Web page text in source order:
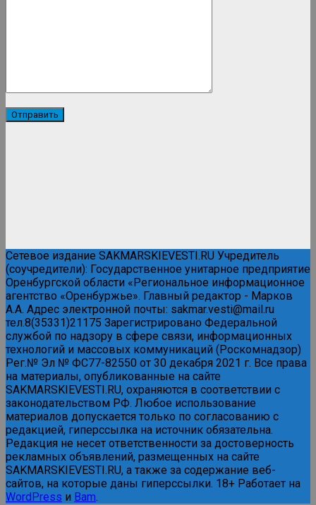
Сетевое издание SAKMARSKIEVESTI.RU Учредитель
(соучредители): Государственное унитарное предприятие
Оренбургской области «Региональное информационное
агентство «Оренбуржье». Главный редактор - Марков
А.А. Адрес электронной почты: sakmar.vesti@mail.ru
тел.8(35331)21175 Зарегистрировано Федеральной
службой по надзору в сфере связи, информационных
технологий и массовых коммуникаций (Роскомнадзор)
Рег.№ Эл № ФС77-82550 от 30 декабря 2021 г. Все права
на материалы, опубликованные на сайте
SAKMARSKIEVESTI.RU, охраняются в соответствии с
законодательством РФ. Любое использование
материалов допускается только по согласованию с
редакцией, гиперссылка на источник обязательна.
Редакция не несет ответственности за достоверность
рекламных объявлений, размещенных на сайте
SAKMARSKIEVESTI.RU, а также за содержание веб-
сайтов, на которые даны гиперссылки. 18+ Работает на
WordPress и Bam.